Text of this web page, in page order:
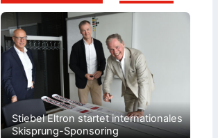
Stiebel Eltron startet internationales
Skisprung-Sponsoring